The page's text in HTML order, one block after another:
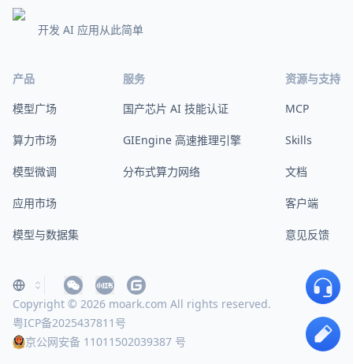
开发 AI 应用从此简单
产品
模型广场
算力市场
模型微调
应用市场
模型与数据集
服务
国产芯片 AI 技能认证
GIEngine 高速推理引擎
分布式算力网络
资源与支持
MCP
Skills
文档
客户端
意见反馈
Copyright © 2026 moark.com All rights reserved.
粤ICP备2025437811号
京公网安备 11011502039387 号